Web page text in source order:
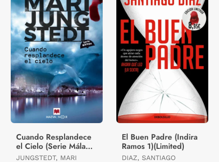
Cuando Resplandece
el Cielo (Serie Málaga
3)
JUNGSTEDT, MARI
El Buen Padre (Indira
Ramos 1)(Limited)
DIAZ, SANTIAGO